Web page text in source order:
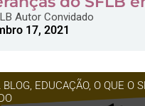
Autor Convidado
17, 2021
BLOG, EDUCAÇÃO, O QUE O